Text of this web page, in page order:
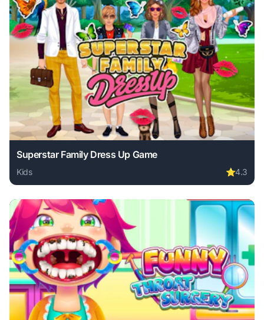
Superstar Family Dress Up Game
Kids ⭐4.3
Play Superstar Family Dress Up Game online free. kids